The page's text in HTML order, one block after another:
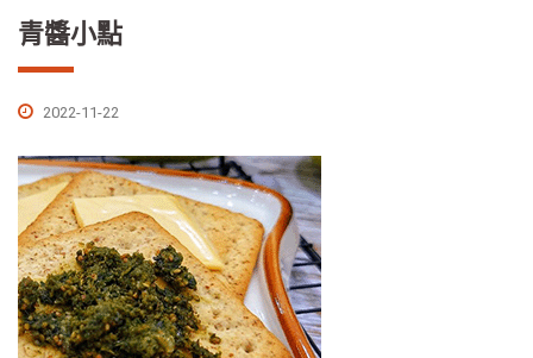
青醬小點
2022-11-22